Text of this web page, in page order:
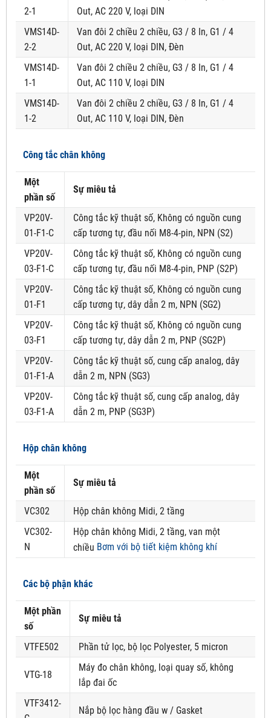
2-1
Out, AC 220 V, loại DIN
VMS14D-
2-2
Van đôi 2 chiều 2 chiều, G3 / 8 In, G1 / 4
Out, AC 220 V, loại DIN, Đèn
VMS14D-
1-1
Van đôi 2 chiều 2 chiều, G3 / 8 In, G1 / 4
Out, AC 110 V, loại DIN
VMS14D-
1-2
Van đôi 2 chiều 2 chiều, G3 / 8 In, G1 / 4
Out, AC 110 V, loại DIN, Đèn
Công tắc chân không
Một
phần số
Sự miêu tả
VP20V-
01-F1-C
Công tắc kỹ thuật số, Không có nguồn cung
cấp tương tự, đầu nối M8-4-pin, NPN (S2)
VP20V-
03-F1-C
Công tắc kỹ thuật số, Không có nguồn cung
cấp tương tự, đầu nối M8-4-pin, PNP (S2P)
VP20V-
01-F1
Công tắc kỹ thuật số, Không có nguồn cung
cấp tương tự, dây dẫn 2 m, NPN (SG2)
VP20V-
03-F1
Công tắc kỹ thuật số, Không có nguồn cung
cấp tương tự, dây dẫn 2 m, PNP (SG2P)
VP20V-
01-F1-A
Công tắc kỹ thuật số, cung cấp analog, dây
dẫn 2 m, NPN (SG3)
VP20V-
03-F1-A
Công tắc kỹ thuật số, cung cấp analog, dây
dẫn 2 m, PNP (SG3P)
Hộp chân không
Một
phần số
Sự miêu tả
VC302
Hộp chân không Midi, 2 tầng
VC302-
N
Hộp chân không Midi, 2 tầng, van một
chiều Bơm với bộ tiết kiệm không khí
Các bộ phận khác
Một phần
số
Sự miêu tả
VTFE502 Phần tử lọc, bộ lọc Polyester, 5 micron
VTG-18
Máy đo chân không, loại quay số, không
lắp đai ốc
VTF3412-
Nắp bộ lọc hàng đầu w / Gasket